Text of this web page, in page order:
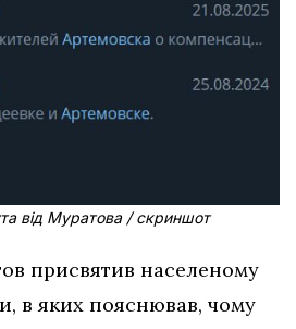
від Муратова / скриншот
присвятив населеному
в яких пояснював, чому